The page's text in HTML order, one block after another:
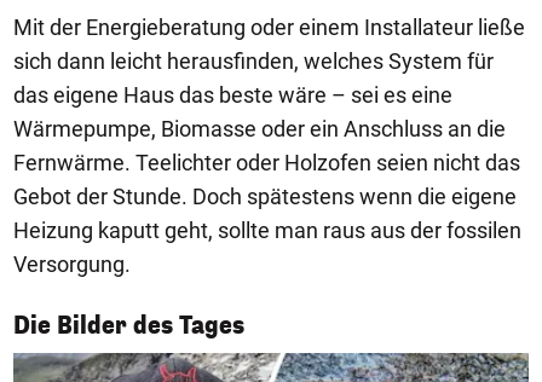
Mit der Energieberatung oder einem Installateur ließe
sich dann leicht herausfinden, welches System für
das eigene Haus das beste wäre – sei es eine
Wärmepumpe, Biomasse oder ein Anschluss an die
Fernwärme. Teelichter oder Holzofen seien nicht das
Gebot der Stunde. Doch spätestens wenn die eigene
Heizung kaputt geht, sollte man raus aus der fossilen
Versorgung.
Die Bilder des Tages
1/50